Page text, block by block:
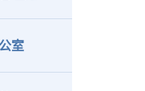
室